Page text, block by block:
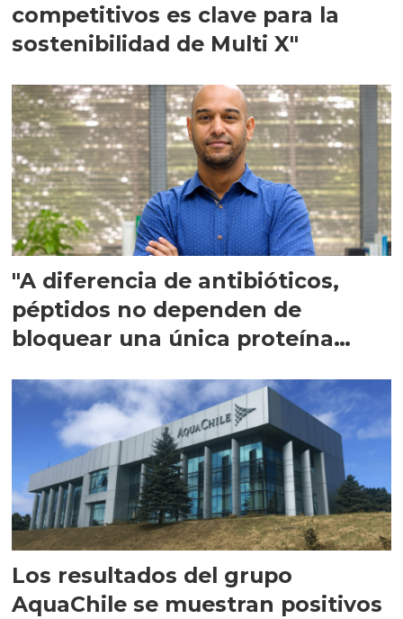
competitivos es clave para la
sostenibilidad de Multi X"
"A diferencia de antibióticos,
péptidos no dependen de
bloquear una única proteína
Los resultados del grupo
AquaChile se muestran positivos